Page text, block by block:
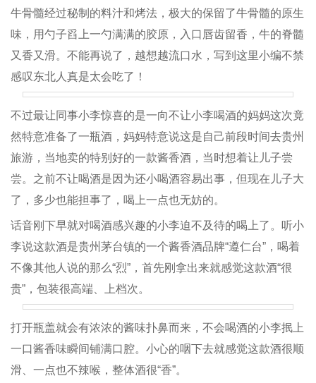
牛骨髓经过秘制的料汁和烤法，极大的保留了牛骨髓的原生
味，用勺子舀上一勺满满的胶原，入口唇齿留香，牛的脊髓
又香又滑。不能再说了，越想越流口水，写到这里小编不禁
感叹东北人真是太会吃了！
不过最让同事小李惊喜的是一向不让小李喝酒的妈妈这次竟
然特意准备了一瓶酒，妈妈特意说这是自己前段时间去贵州
旅游，当地卖的特别好的一款酱香酒，当时想着让儿子尝
尝。之前不让喝酒是因为还小喝酒容易出事，但现在儿子大
了，多少也能担事了，喝上一点也无妨的。
话音刚下早就对喝酒感兴趣的小李迫不及待的喝上了。听小
李说这款酒是贵州茅台镇的一个酱香酒品牌“遵仁台”，喝着
不像其他人说的那么“烈”，首先刚拿出来就感觉这款酒“很
贵”，包装很高端、上档次。
打开瓶盖就会有浓浓的酱味扑鼻而来，不会喝酒的小李抿上
一口酱香味瞬间铺满口腔。小心的咽下去就感觉这款酒很顺
滑、一点也不辣喉，整体酒很“香”。